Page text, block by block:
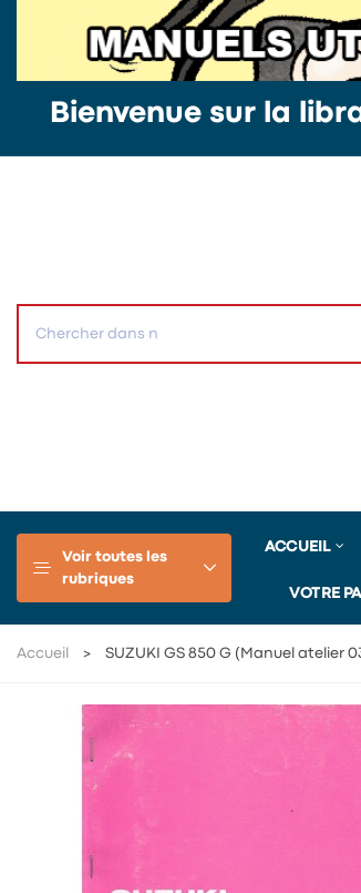
Bienvenue sur la
Voir toutes les
rubriques
ACCUEIL
VOTRE
Accueil SUZUKI GS 850 G (Manuel atelier